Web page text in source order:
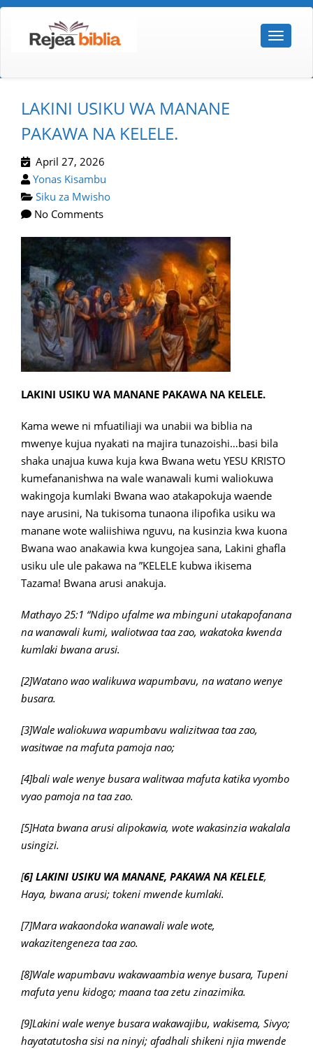
LAKINI USIKU WA MANANE
PAKAWA NA KELELE.
April 27, 2026
Yonas Kisambu
Siku za Mwisho
No Comments
LAKINI USIKU WA MANANE PAKAWA NA KELELE.
Kama wewe ni mfuatiliaji wa unabii wa biblia na
mwenye kujua nyakati na majira tunazoishi…basi bila
shaka unajua kuwa kuja kwa Bwana wetu YESU KRISTO
kumefananishwa na wale wanawali kumi waliokuwa
wakingoja kumlaki Bwana wao atakapokuja waende
naye arusini, Na tukisoma tunaona ilipofika usiku wa
manane wote waliishiwa nguvu, na kusinzia kwa kuona
Bwana wao anakawia kwa kungojea sana, Lakini ghafla
usiku ule ule pakawa na ”KELELE kubwa ikisema
Tazama! Bwana arusi anakuja.
Mathayo 25:1 “Ndipo ufalme wa mbinguni utakapofanana
na wanawali kumi, waliotwaa taa zao, wakatoka kwenda
kumlaki bwana arusi.
[2]Watano wao walikuwa wapumbavu, na watano wenye
busara.
[3]Wale waliokuwa wapumbavu walizitwaa taa zao,
wasitwae na mafuta pamoja nao;
[4]bali wale wenye busara walitwaa mafuta katika vyombo
vyao pamoja na taa zao.
[5]Hata bwana arusi alipokawia, wote wakasinzia wakalala
usingizi.
[6] LAKINI USIKU WA MANANE, PAKAWA NA KELELE,
Haya, bwana arusi; tokeni mwende kumlaki.
[7]Mara wakaondoka wanawali wale wote,
wakazitengeneza taa zao.
[8]Wale wapumbavu wakawaambia wenye busara, Tupeni
mafuta yenu kidogo; maana taa zetu zinazimika.
[9]Lakini wale wenye busara wakawajibu, wakisema, Sivyo;
hayatatutosha sisi na ninyi; afadhali shikeni njia mwende